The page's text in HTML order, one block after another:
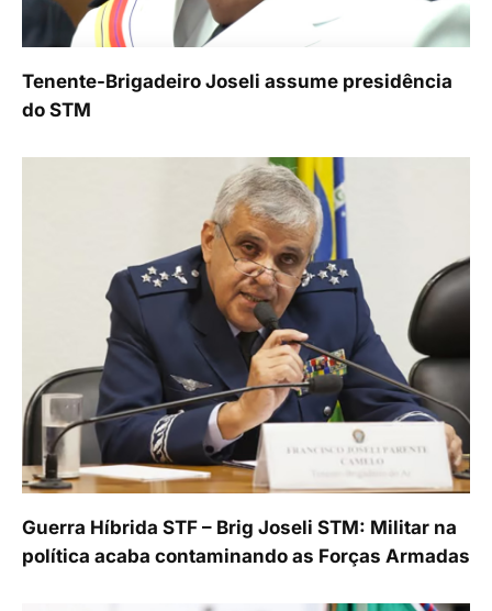
Tenente-Brigadeiro Joseli assume presidência
do STM
Guerra Híbrida STF – Brig Joseli STM: Militar na
política acaba contaminando as Forças Armadas